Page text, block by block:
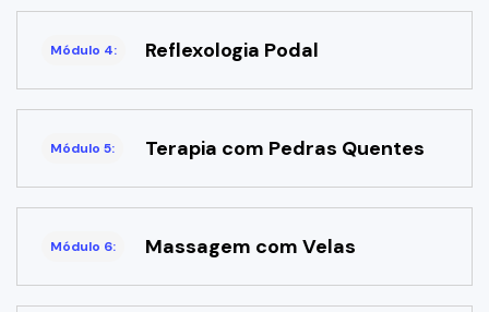
Módulo 4: Reflexologia Podal
Módulo 5: Terapia com Pedras Quentes
Módulo 6: Massagem com Velas